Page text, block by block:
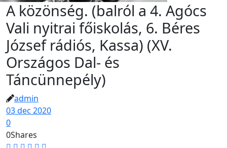
A közönség. (balról a 4. Agócs
Vali nyitrai főiskolás, 6. Béres
József rádiós, Kassa) (XV.
Országos Dal- és
Táncünnepély)
admin
03 dec 2020
0
0Shares